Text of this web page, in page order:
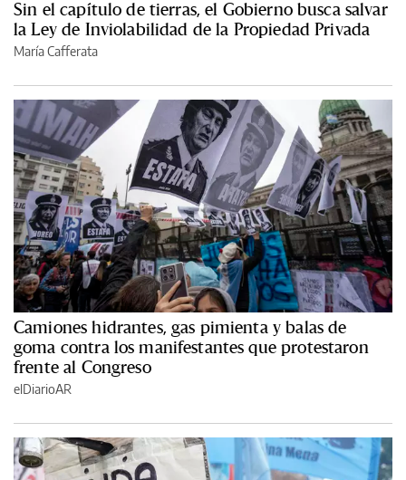
Sin el capítulo de tierras, el Gobierno busca salvar
la Ley de Inviolabilidad de la Propiedad Privada
María Cafferata
Camiones hidrantes, gas pimienta y balas de
goma contra los manifestantes que protestaron
frente al Congreso
elDiarioAR